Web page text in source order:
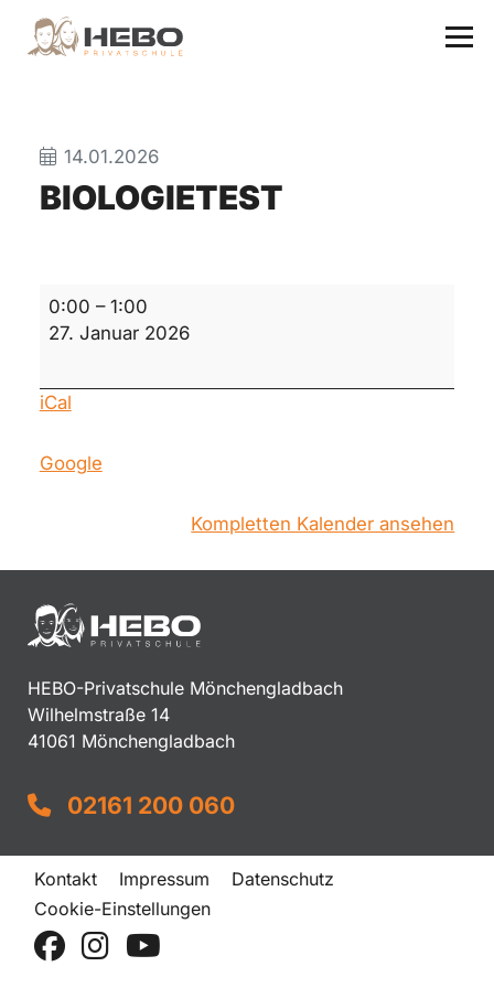
14.01.2026
BIOLOGIETEST
Biologietest
0:00 – 1:00
27. Januar 2026
iCal
Google
Kompletten Kalender ansehen
HEBO-Privatschule Mönchengladbach
Wilhelmstraße 14
41061 Mönchengladbach
02161 200 060
Kontakt Impressum
Datenschutz
Cookie-Einstellungen